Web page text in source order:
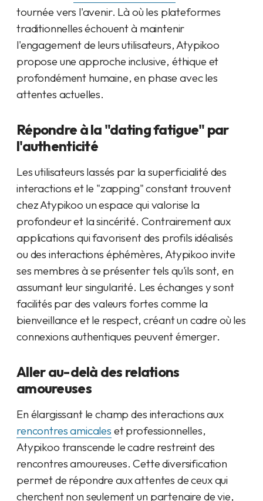
tournée vers l'avenir. Là où les plateformes
traditionnelles échouent à maintenir
l'engagement de leurs utilisateurs, Atypikoo
propose une approche inclusive, éthique et
profondément humaine, en phase avec les
attentes actuelles.
Répondre à la "dating fatigue" par
l'authenticité
Les utilisateurs lassés par la superficialité des
interactions et le "zapping" constant trouvent
chez Atypikoo un espace qui valorise la
profondeur et la sincérité. Contrairement aux
applications qui favorisent des profils idéalisés
ou des interactions éphémères, Atypikoo invite
ses membres à se présenter tels qu'ils sont, en
assumant leur singularité. Les échanges y sont
facilités par des valeurs fortes comme la
bienveillance et le respect, créant un cadre où les
connexions authentiques peuvent émerger.
Aller au-delà des relations
amoureuses
En élargissant le champ des interactions aux
rencontres amicales et professionnelles,
Atypikoo transcende le cadre restreint des
rencontres amoureuses. Cette diversification
permet de répondre aux attentes de ceux qui
cherchent non seulement un partenaire de vie,